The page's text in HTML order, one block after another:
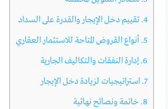
4. تقييم دخل الإيجار والقدرة على السداد
5. أنواع القروض المتاحة للاستثمار العقاري
6. إدارة النفقات والتكاليف الجارية
7. استراتيجيات لزيادة دخل الإيجار
8. خاتمة ونصائح نهائية